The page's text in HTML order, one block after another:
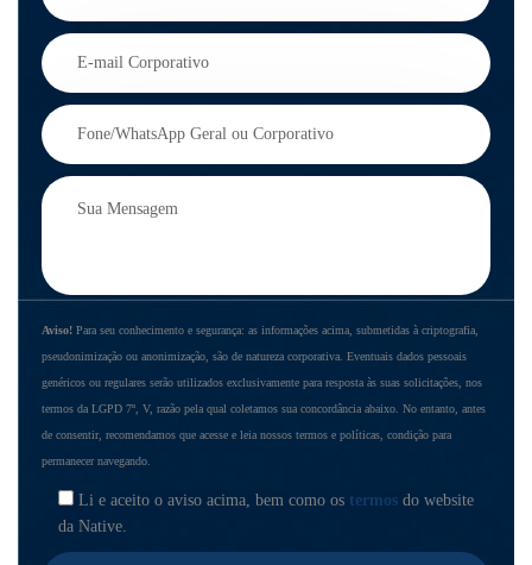
Aviso! Para seu conhecimento e segurança: as informações acima, submetidas à criptografia,
pseudonimização ou anonimização, são de natureza corporativa. Eventuais dados pessoais
genéricos ou regulares serão utilizados exclusivamente para resposta às suas solicitações, nos
termos da LGPD 7º, V, razão pela qual coletamos sua concordância abaixo. No entanto, antes
de consentir, recomendamos que acesse e leia nossos termos e políticas, condição para
permanecer navegando.
Li e aceito o aviso acima, bem como os termos do website
da Native.